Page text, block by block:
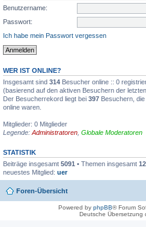
Benutzername:
Passwort:
Ich habe mein Passwort vergessen
WER IST ONLINE?
Insgesamt sind 314 Besucher online :: 0
(basierend auf den aktiven Besuchern der
Der Besucherrekord liegt bei 397 Besuchern,
online waren.
Mitglieder: 0 Mitglieder
Legende: Administratoren Globale Moderatoren
STATISTIK
Beiträge insgesamt 5091 • Themen insgesamt
neuestes Mitglied: uer
Foren-Übersicht
Powered by phpBB® Forum
Deutsche Übersetzung